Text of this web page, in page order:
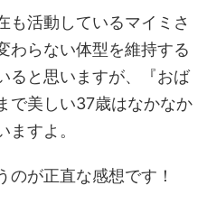
も活動しているマイミさ
わらない体型を維持する
ると思いますが、『おば
で美しい37歳はなかなか
すよ。
のが正直な感想です！